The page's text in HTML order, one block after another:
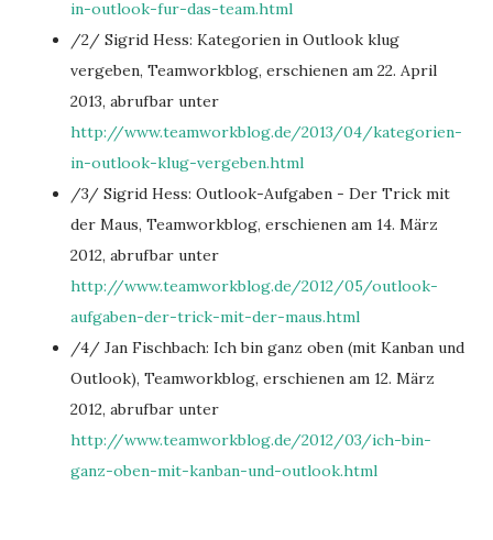
in-outlook-fur-das-team.html
/2/ Sigrid Hess: Kategorien in Outlook klug
vergeben, Teamworkblog, erschienen am 22. April
2013, abrufbar unter
http://www.teamworkblog.de/2013/04/kategorien-
in-outlook-klug-vergeben.html
/3/ Sigrid Hess: Outlook-Aufgaben - Der Trick mit
der Maus, Teamworkblog, erschienen am 14. März
2012, abrufbar unter
http://www.teamworkblog.de/2012/05/outlook-
aufgaben-der-trick-mit-der-maus.html
/4/ Jan Fischbach: Ich bin ganz oben (mit Kanban und
Outlook), Teamworkblog, erschienen am 12. März
2012, abrufbar unter
http://www.teamworkblog.de/2012/03/ich-bin-
ganz-oben-mit-kanban-und-outlook.html